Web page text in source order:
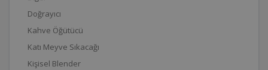
Doğrayıcı
Kahve Öğütücü
Katı Meyve Sıkacağı
Kişisel Blender